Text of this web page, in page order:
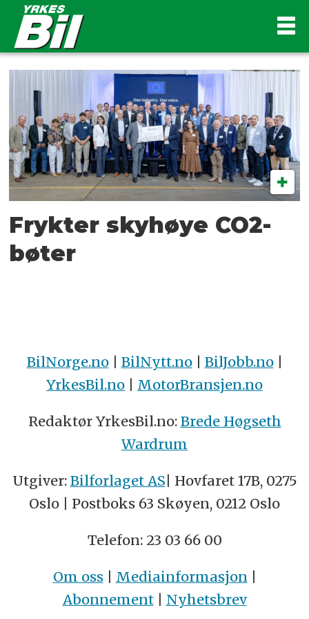
Tag:
Frykter skyhøye CO2-
bøter
BilNorge.no| BilNytt.no| BilJobb.no|
YrkesBil.no
MotorBransjen.no
Redaktør YrkesBil.no: Brede Høgseth
Wardrum
Utgiver: Bilforlaget AS| Hovfaret 17B, 0275
Oslo | Postboks 63 Skøyen, 0212 Oslo
Telefon: 23 03 66 00
Om oss| Mediainformasjon |
Abonnement| Nyhetsbrev